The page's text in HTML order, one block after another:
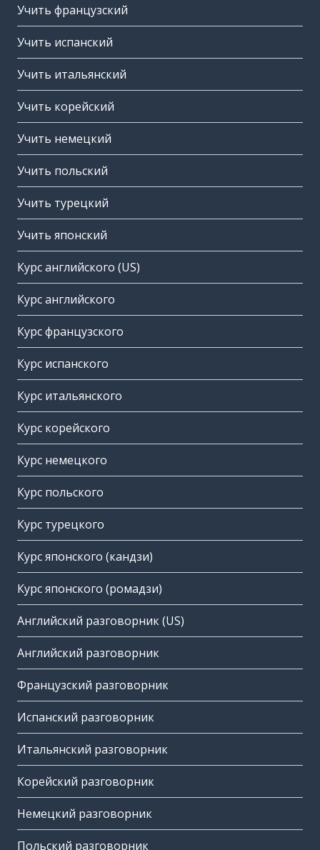
Учить французский
Учить испанский
Учить итальянский
Учить корейский
Учить немецкий
Учить польский
Учить турецкий
Учить японский
Курс английского (US)
Курс английского
Курс французского
Курс испанского
Курс итальянского
Курс корейского
Курс немецкого
Курс польского
Курс турецкого
Курс японского (кандзи)
Курс японского (ромадзи)
Английский разговорник (US)
Английский разговорник
Французский разговорник
Испанский разговорник
Итальянский разговорник
Корейский разговорник
Немецкий разговорник
Польский разговорник